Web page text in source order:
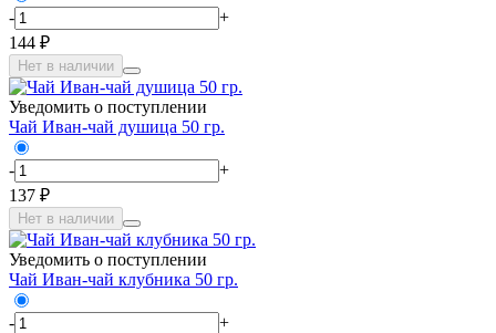
-
+
144 ₽
Нет в наличии
Уведомить о поступлении
Чай Иван-чай душица 50 гр.
-
+
137 ₽
Нет в наличии
Уведомить о поступлении
Чай Иван-чай клубника 50 гр.
-
+